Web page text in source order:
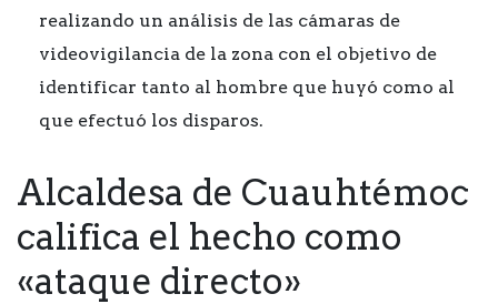
realizando un análisis de las cámaras de
videovigilancia de la zona con el objetivo de
identificar tanto al hombre que huyó como al
que efectuó los disparos.
Alcaldesa de Cuauhtémoc
califica el hecho como
«ataque directo»